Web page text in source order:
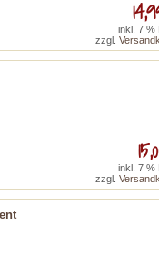
inkl. 7 %
zzgl.
inkl. 7 %
zzgl.